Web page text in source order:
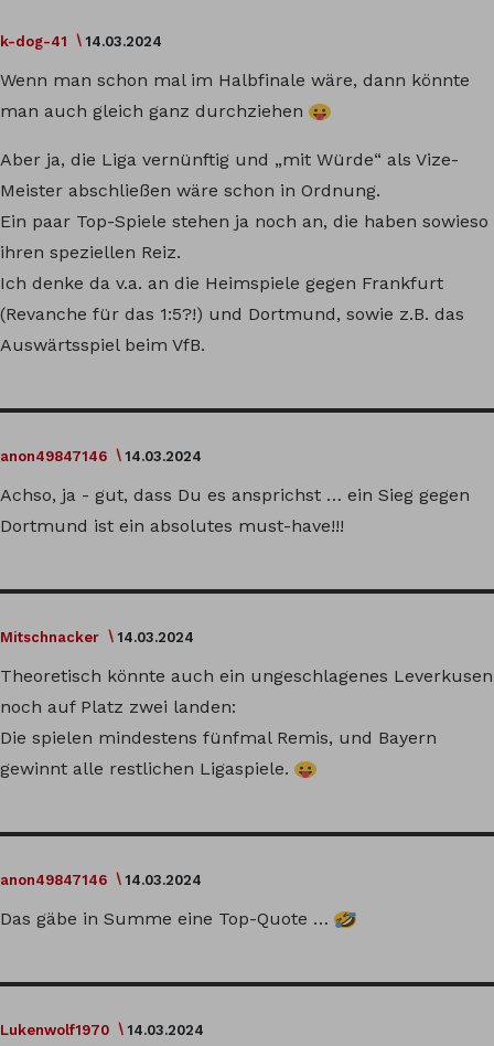
k-dog-41 14.03.2024
Wenn man schon mal im Halbfinale wäre, dann könnte
man auch gleich ganz durchziehen
Aber ja, die Liga vernünftig und „mit Würde“ als Vize-
Meister abschließen wäre schon in Ordnung.
Ein paar Top-Spiele stehen ja noch an, die haben sowieso
ihren speziellen Reiz.
Ich denke da v.a. an die Heimspiele gegen Frankfurt
(Revanche für das 1:5?!) und Dortmund, sowie z.B. das
Auswärtsspiel beim VfB.
anon49847146 14.03.2024
Achso, ja - gut, dass Du es ansprichst … ein Sieg gegen
Dortmund ist ein absolutes must-have!!!
Mitschnacker 14.03.2024
Theoretisch könnte auch ein ungeschlagenes Leverkusen
noch auf Platz zwei landen:
Die spielen mindestens fünfmal Remis, und Bayern
gewinnt alle restlichen Ligaspiele.
anon49847146 14.03.2024
Das gäbe in Summe eine Top-Quote …
Lukenwolf1970 14.03.2024